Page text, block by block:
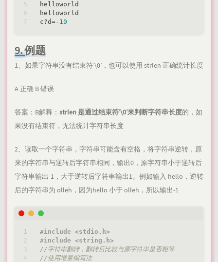
helloworld
helloworld
c?d=-10
9. 例题
1、如果字符串没有结束符’\0’，也可以使用 strlen 正确统计长度
A 正确 B 错误
答案：B解释： strlen 是通过结束符’\0’来判断字符串长度的，如
果没有结束符，无法统计字符串长度
2、读取一个字符串，字符串可能含有空格，将字符串逆转，原
来的字符串与逆转后字符串相同，输出0，原字符串小于逆转后
字符串输出-1，大于逆转后字符串输出1。例如输入 hello，逆转
后的字符串为 olleh，因为hello 小于 olleh，所以输出-1
#include <stdio.h>
#include <string.h>
//字符串翻转，翻转后比较与原字符串是否相等
//使用增量编写法